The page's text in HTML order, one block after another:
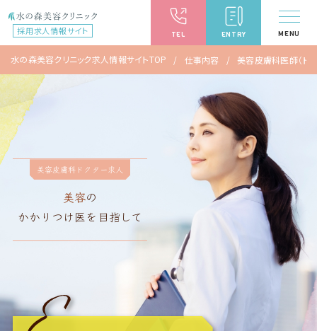
採用求人情報サイト TEL ENTRY MENU
水の森美容クリニック求人情報サイトTOP 仕事内容 美容皮膚科医師（ド
美容皮膚科ドクター求人
美容の
かかりつけ医を目指して